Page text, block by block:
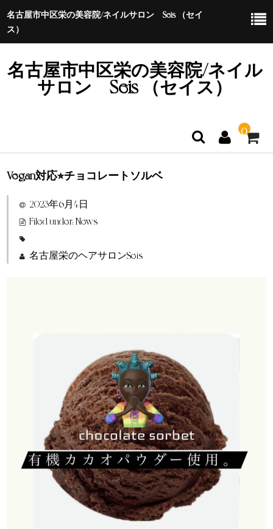
名古屋市中区栄の美容院/ネイルサロン Seis （セイ
ス）
名古屋市中区栄の美容院/ネイル
サロン Seis （セイス）
0
ホーム
特定商取引法に基づく表示
Vegan対応⭐︎チョコレートソルベ
2023年6月4日
Filed under:News
名古屋栄のヘアサロンSeis